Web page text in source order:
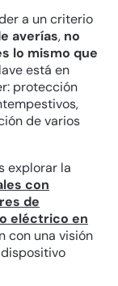
a un criterio
averías, no
lo mismo que
está en
protección
de varios
explorar la
con
de
eléctrico en
con una visión